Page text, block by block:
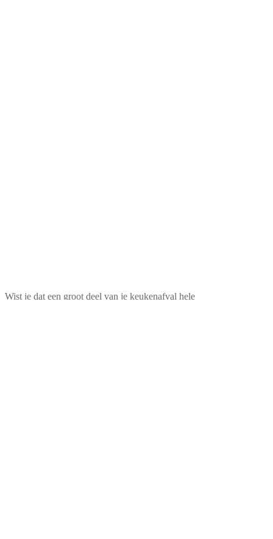
Wist je dat een groot deel van je keukenafval hele